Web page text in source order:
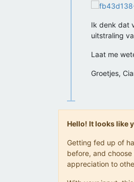
Ik denk dat
uitstraling
Laat me
Groetjes,
Hello! It looks like
Getting fed up of
before, and
appreciation to